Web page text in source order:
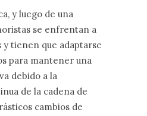
y luego de una
se enfrentan a
tienen que adaptarse
para mantener una
debido a la
de la cadena de
cambios de